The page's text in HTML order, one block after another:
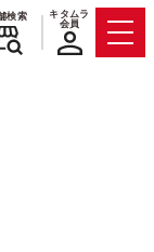
検索
キタムラ
会員